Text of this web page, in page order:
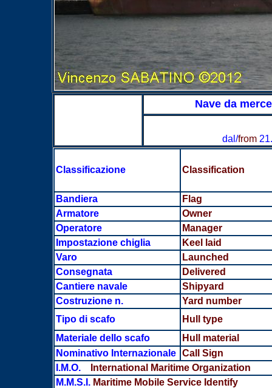
Nave da
dal/from
Classificazione Classification
Bandiera
Flag
Armatore
Owner
Operatore
Manager
Impostazione chiglia
Keel laid
Varo
Launched
Consegnata
Delivered
Cantiere navale
Shipyard
Costruzione n.
Yard number
Tipo di scafo
Hull type
Materiale dello scafo
Hull material
Nominativo Internazionale Call Sign
I.M.O.
International Maritime Organization
M.M.S.I. Maritime Mobile Service Identify